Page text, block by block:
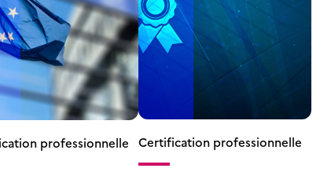
professionnelle Certification professionnelle